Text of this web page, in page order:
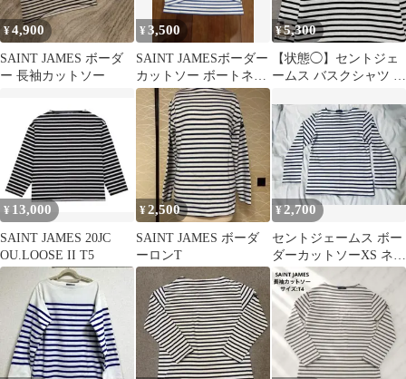
¥4,900
SAINT JAMES ボーダ
ー 長袖カットソー
¥3,500
SAINT JAMESボーダー
カットソー ボートネッ
ク ブルー ホワイト
¥5,300
【状態◯】セントジェ
ームス バスクシャツ ボ
セックス
¥ 13,000
SAINT JAMES 20JC
OU.LOOSE II T5
¥2,500
SAINT JAMES ボーダ
ーロンT
¥2,700
セントジェームス ボー
ダーカットソーXS ネイ
ビー×ホワイト